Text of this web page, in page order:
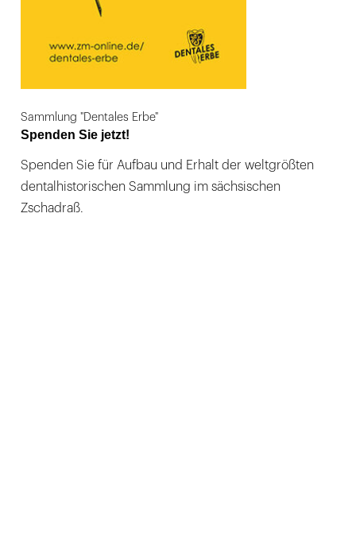
Sammlung "Dentales Erbe"
Spenden Sie jetzt!
Spenden Sie für Aufbau und Erhalt der weltgrößten
dentalhistorischen Sammlung im sächsischen
Zschadraß.